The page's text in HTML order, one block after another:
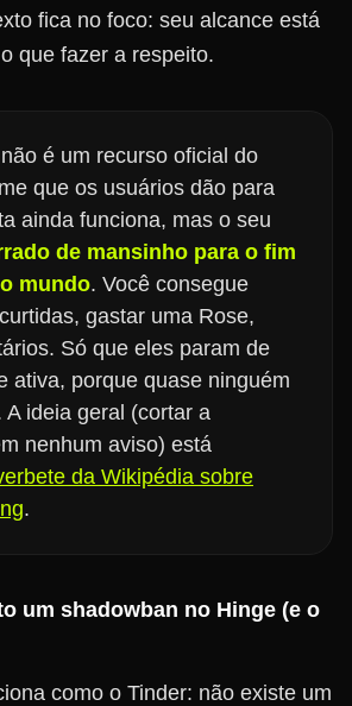
fica no foco: seu alcance está
que fazer a respeito.
é um recurso oficial do
que os usuários dão para
ainda funciona, mas o seu
de mansinho para o fim
mundo. Você consegue
gastar uma Rose,
Só que eles param de
ativa, porque quase ninguém
A ideia geral (cortar a
nenhum aviso) está
da Wikipédia sobre
.
um shadowban no Hinge (e o
como o Tinder: não existe um